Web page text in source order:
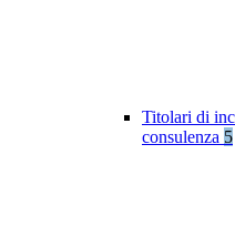
Titolari di
consulenza 5